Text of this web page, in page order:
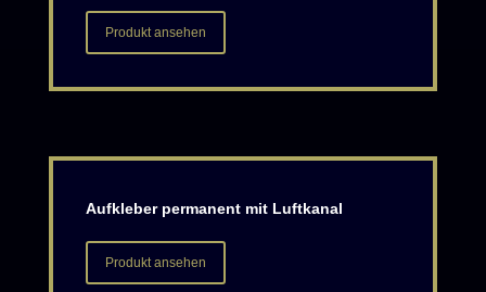
Produkt ansehen
Aufkleber permanent mit Luftkanal
Produkt ansehen